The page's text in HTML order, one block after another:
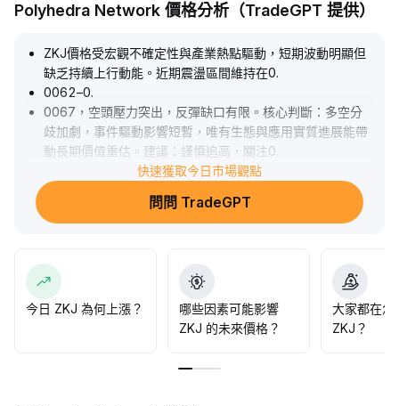
Polyhedra Network 價格分析（TradeGPT 提供）
ZKJ價格受宏觀不確定性與產業熱點驅動，短期波動明顯但
缺乏持續上行動能。近期震盪區間維持在0.
0062–0.
0067，空頭壓力突出，反彈缺口有限。核心判斷：多空分
歧加劇，事件驅動影響短暫，唯有生態與應用實質進展能帶
動長期價值重估。建議：謹慎追高，關注0
00670區間突破與成交異動，策略以階段性觀望與逢低布局
快速獲取今日市場觀點
問問 TradeGPT
今日 ZKJ 為何上漲？
哪些因素可能影響
ZKJ 的未來價格？
大家都在怎
ZKJ？